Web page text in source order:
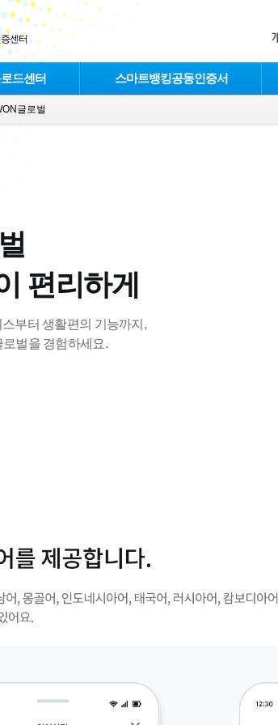
센터
드센터 스마트뱅킹공동인증서
글로벌
편리하게
부터 생활편의 기능까지,
벌을 경험하세요.